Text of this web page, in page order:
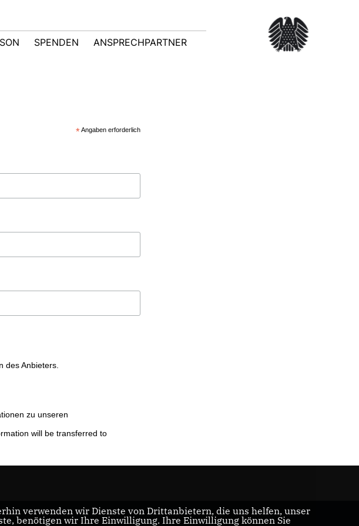
SPENDEN
ANSPRECHPARTNER
*Angaben erforderlich
des Anbieters.
zu unseren
will be transferred to
verwenden wir Dienste von Drittanbietern, die uns helfen, unser
benötigen wir Ihre Einwilligung. Ihre Einwilligung können Sie